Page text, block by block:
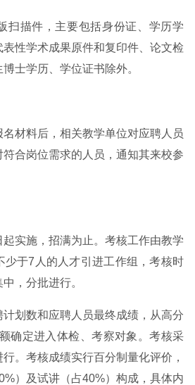
扫描件，主要包括身份证、学历学
性学术成果原件和复印件、论文检
士学历、学位证书除外。
材料后，相关教学单位对应聘人员
合岗位需求的人员，通知其来校参
实施，招满为止。考核工作由教学
少于7人的人才引进工作组，考核时
，分批进行。
划数和应聘人员最终成绩，从高分
确定进入体检、考察对象。考核采
。考核成绩实行百分制量化评价，
）及试讲（占40%）构成，具体内